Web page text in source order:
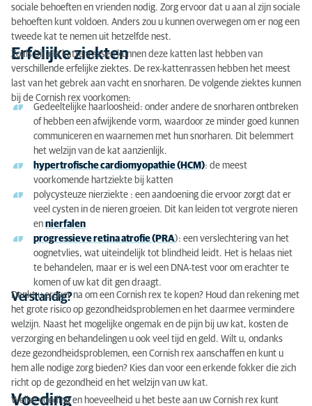
sociale behoeften en vrienden nodig. Zorg ervoor dat u aan al zijn sociale
behoeften kunt voldoen. Anders zou u kunnen overwegen om er nog een
tweede kat te nemen uit hetzelfde nest.
Erfelijke ziekten
Zoals bij alle kattenrassen kunnen deze katten last hebben van
verschillende erfelijke ziektes. De rex-kattenrassen hebben het meest
last van het gebrek aan vacht en snorharen. De volgende ziektes kunnen
bij de Cornish rex voorkomen:
Gedeeltelijke haarloosheid: onder andere de snorharen ontbreken
of hebben een afwijkende vorm, waardoor ze minder goed kunnen
communiceren en waarnemen met hun snorharen. Dit belemmert
het welzijn van de kat aanzienlijk.
hypertrofische cardiomyopathie (HCM): de meest
voorkomende hartziekte bij katten
polycysteuze nierziekte : een aandoening die ervoor zorgt dat er
veel cysten in de nieren groeien. Dit kan leiden tot vergrote nieren
en nierfalen
progressieve retina atrofie (PRA): een verslechtering van het
oognetvlies, wat uiteindelijk tot blindheid leidt. Het is helaas niet
te behandelen, maar er is wel een DNA-test voor om erachter te
komen of uw kat dit gen draagt.
Verstandig?
Denkt u erover na om een Cornish rex te kopen? Houd dan rekening met
het grote risico op gezondheidsproblemen en het daarmee vermindere
welzijn. Naast het mogelijke ongemak en de pijn bij uw kat, kosten de
verzorging en behandelingen u ook veel tijd en geld. Wilt u, ondanks
deze gezondheidsproblemen, een Cornish rex aanschaffen en kunt u
hem alle nodige zorg bieden? Kies dan voor een erkende fokker die zich
richt op de gezondheid en het welzijn van uw kat.
Voeding
Welke voeding en hoeveelheid u het beste aan uw Cornish rex kunt